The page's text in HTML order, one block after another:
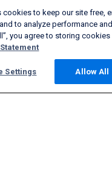
cookies to keep our site free,
to analyze performance
you agree to storing cookies
Settings Allow All